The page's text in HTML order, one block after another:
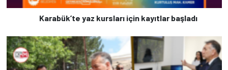
Karabük’te yaz kursları için kayıtlar başladı